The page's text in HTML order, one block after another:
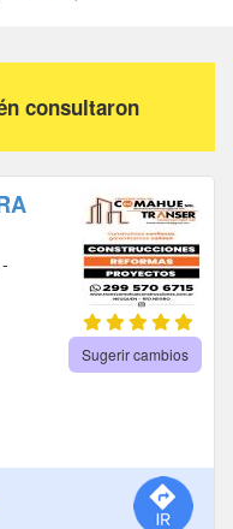
consultaron
Sugerir cambios